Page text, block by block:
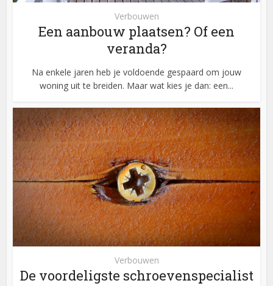
Verbouwen
Een aanbouw plaatsen? Of een
veranda?
Na enkele jaren heb je voldoende gespaard om jouw
woning uit te breiden. Maar wat kies je dan: een...
Verbouwen
De voordeligste schroevenspecialist